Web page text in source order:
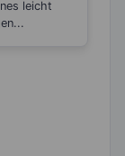
leicht